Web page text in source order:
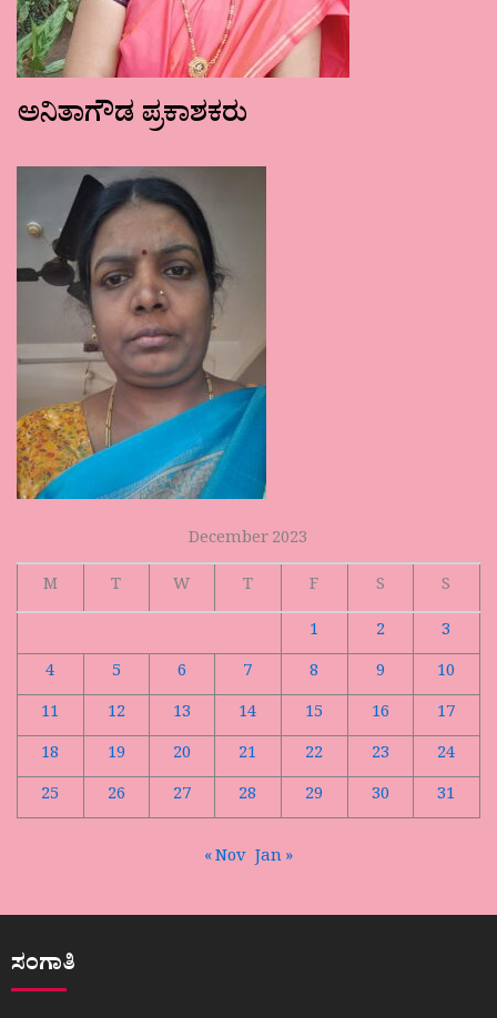
ಅನಿತಾಗೌಡ ಪ್ರಕಾಶಕರು
December 2023
M
T W T F S
S
1
2
3
4
5 6 7 8 9
10
11
12 13 14 15 16
17
18
19 20 21 22 23
24
25
26 27 28 29 30 31
« Nov Jan »
ಸಂಗಾತಿ